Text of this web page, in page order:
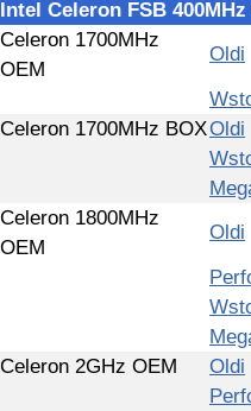
Intel Celeron FSB
Celeron 1700MHz
OEM
Oldi
Celeron 1700MHz BOXOldi
Celeron 1800MHz
OEM
Oldi
Celeron 2GHz OEM
Oldi